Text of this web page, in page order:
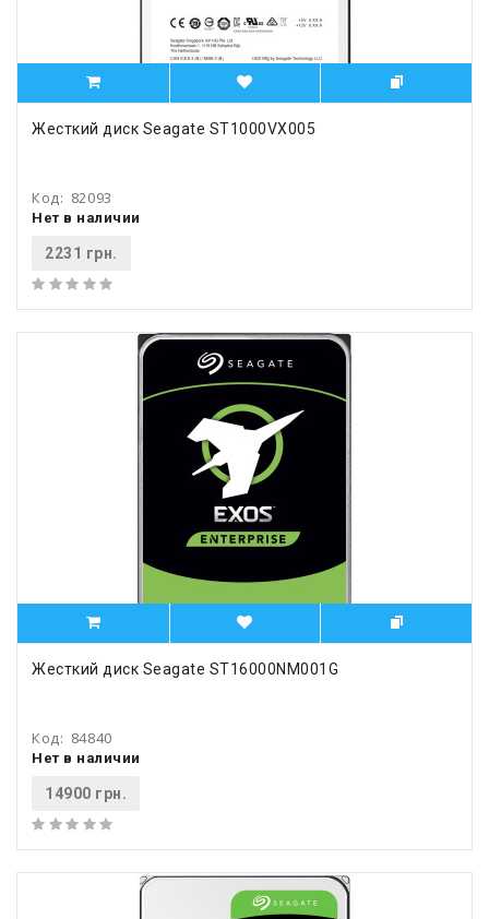
Жесткий диск Seagate ST1000VX005
Код: 82093
Нет в наличии
2231 грн.
Жесткий диск Seagate ST16000NM001G
Код: 84840
Нет в наличии
14900 грн.